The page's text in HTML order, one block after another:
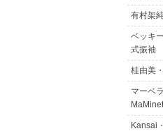
有村架
ベッキ
式振袖
桂由美
マーベ
Kansai